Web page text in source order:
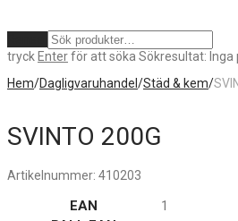
tryck Enterför att söka Sökresultat:
Hem/Dagligvaruhandel /Städ & kem/
SVINTO 200G
Artikelnummer: 410203
EAN
1